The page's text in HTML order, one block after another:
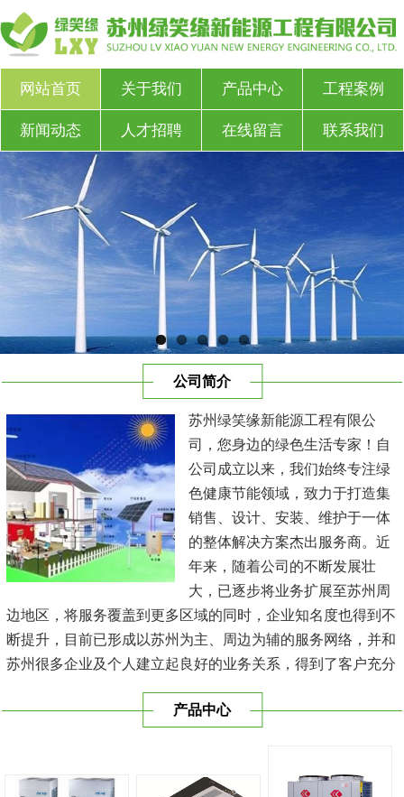
网站首页 关于我们 产品中心 工程案例
新闻动态 人才招聘 在线留言 联系我们
公司简介
苏州绿笑缘新能源工程有限公
司，您身边的绿色生活专家！自
公司成立以来，我们始终专注绿
色健康节能领域，致力于打造集
销售、设计、安装、维护于一体
的整体解决方案杰出服务商。近
年来，随着公司的不断发展壮
大，已逐步将业务扩展至苏州周
边地区，将服务覆盖到更多区域的同时，企业知名度也得到不
断提升，目前已形成以苏州为主、周边为辅的服务网络，并和
苏州很多企业及个人建立起良好的业务关系，得到了客户充分
与时俱进，树立良好的企业形象，以优质的服务、优质的技术
产品中心